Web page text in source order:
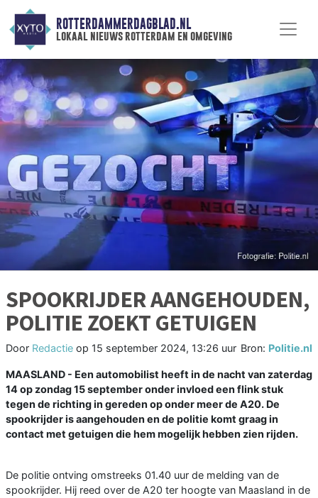
ROTTERDAMMERDAGBLAD.NL
lokaal nieuws rotterdam en omgeving
SPOOKRIJDER AANGEHOUDEN,
POLITIE ZOEKT GETUIGEN
Door Redactie op 15 september 2024, 13:26 uur Bron: Politie.nl
MAASLAND - Een automobilist heeft in de nacht van zaterdag
14 op zondag 15 september onder invloed een flink stuk
tegen de richting in gereden op onder meer de A20. De
spookrijder is aangehouden en de politie komt graag in
contact met getuigen die hem mogelijk hebben zien rijden.
De politie ontving omstreeks 01.40 uur de melding van de
spookrijder. Hij reed over de A20 ter hoogte van Maasland in de